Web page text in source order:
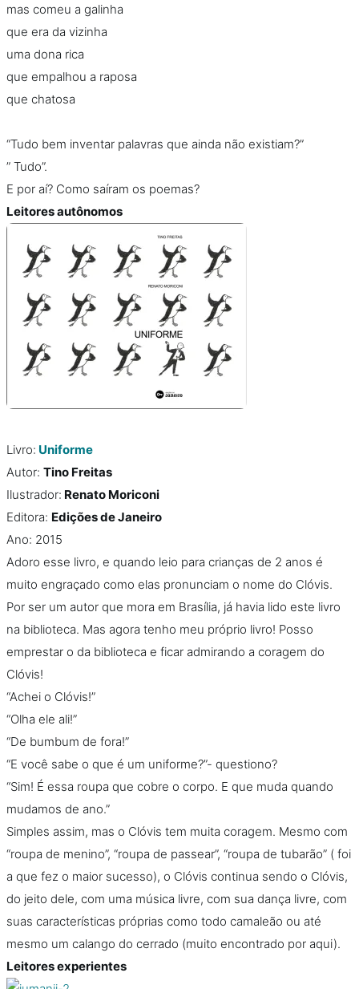
mas comeu a galinha
que era da vizinha
uma dona rica
que empalhou a raposa
que chatosa
“Tudo bem inventar palavras que ainda não existiam?”
” Tudo”.
E por aí? Como saíram os poemas?
Leitores autônomos
Livro: Uniforme
Autor: Tino Freitas
Ilustrador: Renato Moriconi
Editora: Edições de Janeiro
Ano: 2015
Adoro esse livro, e quando leio para crianças de 2 anos é
muito engraçado como elas pronunciam o nome do Clóvis.
Por ser um autor que mora em Brasília, já havia lido este livro
na biblioteca. Mas agora tenho meu próprio livro! Posso
emprestar o da biblioteca e ficar admirando a coragem do
Clóvis!
“Achei o Clóvis!”
“Olha ele ali!”
“De bumbum de fora!”
“E você sabe o que é um uniforme?”- questiono?
“Sim! É essa roupa que cobre o corpo. E que muda quando
mudamos de ano.”
Simples assim, mas o Clóvis tem muita coragem. Mesmo com
“roupa de menino”, “roupa de passear”, “roupa de tubarão” ( foi
a que fez o maior sucesso), o Clóvis continua sendo o Clóvis,
do jeito dele, com uma música livre, com sua dança livre, com
suas características próprias como todo camaleão ou até
mesmo um calango do cerrado (muito encontrado por aqui).
Leitores experientes